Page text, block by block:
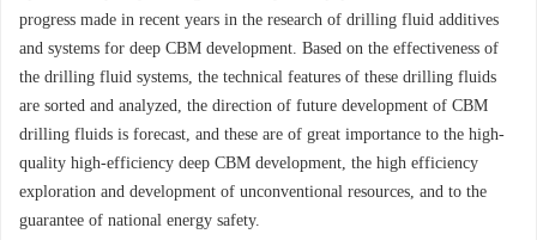
progress made in recent years in the research of drilling fluid additives
and systems for deep CBM development. Based on the effectiveness of
the drilling fluid systems, the technical features of these drilling fluids
are sorted and analyzed, the direction of future development of CBM
drilling fluids is forecast, and these are of great importance to the high-
quality high-efficiency deep CBM development, the high efficiency
exploration and development of unconventional resources, and to the
guarantee of national energy safety.